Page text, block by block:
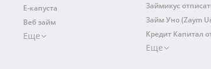
Е-капуста
Веб займ
Займер
Еще
Займикус
Займ Уно (Zaym
Кредит Капитал
Займ 777
Еще